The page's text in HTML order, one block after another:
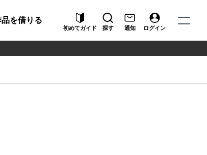
を借りる
初めてガイド 探す 通知 ログイン